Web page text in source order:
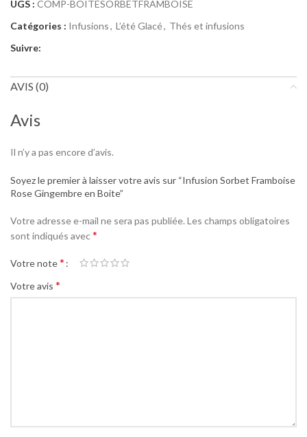
UGS : COMP-BOITESORBETFRAMBOISE
Catégories : Infusions, L’été Glacé, Thés et infusions
Suivre:
AVIS (0)
Avis
Il n’y a pas encore d’avis.
Soyez le premier à laisser votre avis sur “Infusion Sorbet Framboise
Rose Gingembre en Boite”
Votre adresse e-mail ne sera pas publiée. Les champs obligatoires
sont indiqués avec*
Votre note*
Votre avis *